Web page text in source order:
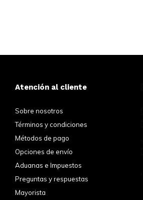
Atención al cliente
Sobre nosotros
Términos y condiciones
Métodos de pago
Opciones de envío
Aduanas e Impuestos
Preguntas y respuestas
Mayorista